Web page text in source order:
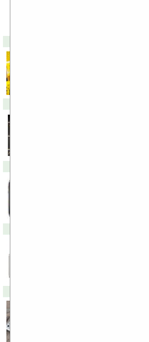
LEGO-робот под
С каждым днем появляется всё
так и на бытовом уровне. Кроме
энтузиасты занимаются
«Непонятки» с
Что-то компания Motorola мало
Компания допустила ошибки в
флагманской модели Motorola Droid.
MWC10: анонсирован
Пока что для выставки MWC
коммуникатором Quench,
данный коммуникатор на ОС
Вышел Motorola DEVOUR
Motorola вместе с американским
на Android 1.6, раньше
функциональные возможности
Не такой как все.
Засветившийся на выставке CES-
продается в Китае. Коммуникатор
первый Android-коммуникатор